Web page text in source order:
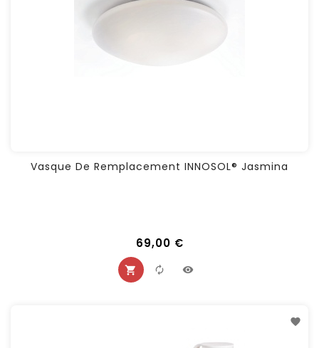
Vasque De Remplacement INNOSOL® Jasmina
69,00 €